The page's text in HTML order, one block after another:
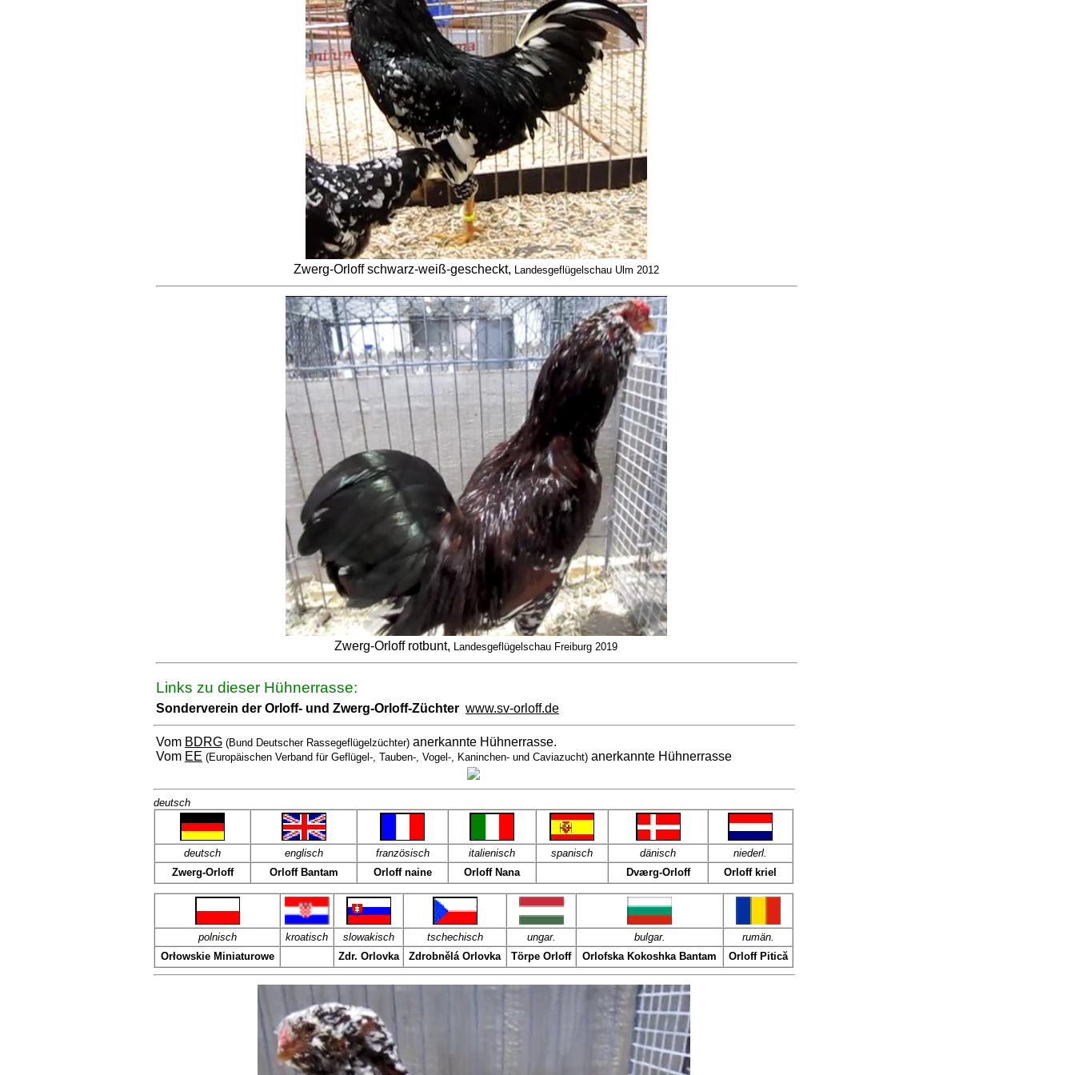
Zwerg-Orloff schwarz-weiß-gescheckt, Landesgeflügelschau Ulm 2012
Zwerg-Orloff rotbunt, Landesgeflügelschau Freiburg 2019
Links zu dieser Hühnerrasse:
Sonderverein der Orloff- und Zwerg-Orloff-Züchter www.sv-orloff.de
Vom BDRG (Bund Deutscher Rassegeflügelzüchter) anerkannte Hühnerrasse.
Vom EE (Europäischen Verband für Geflügel-, Tauben-, Vogel-, Kaninchen- und Caviazucht) anerkannte Hühnerrasse
deutsch
deutsch englisch französisch italienisch spanisch dänisch
niederl.
Zwerg-Orloff
Orloff Bantam Orloff naine Orloff Nana Dværg-Orloff Orloff kriel
polnisch kroatisch slowakisch tschechisch ungar. bulgar.
rumän.
Orłowskie Miniaturowe
Zdr. Orlovka Zdrobnělá Orlovka Törpe Orloff OrlofskaKokoshka Bantam Orloff Pitică